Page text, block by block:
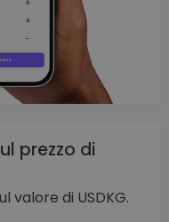
prezzo di
valore di USDKG.